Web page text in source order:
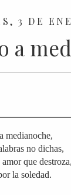
3 DE
a
medianoche,
no dichas,
que destroza,
la soledad.